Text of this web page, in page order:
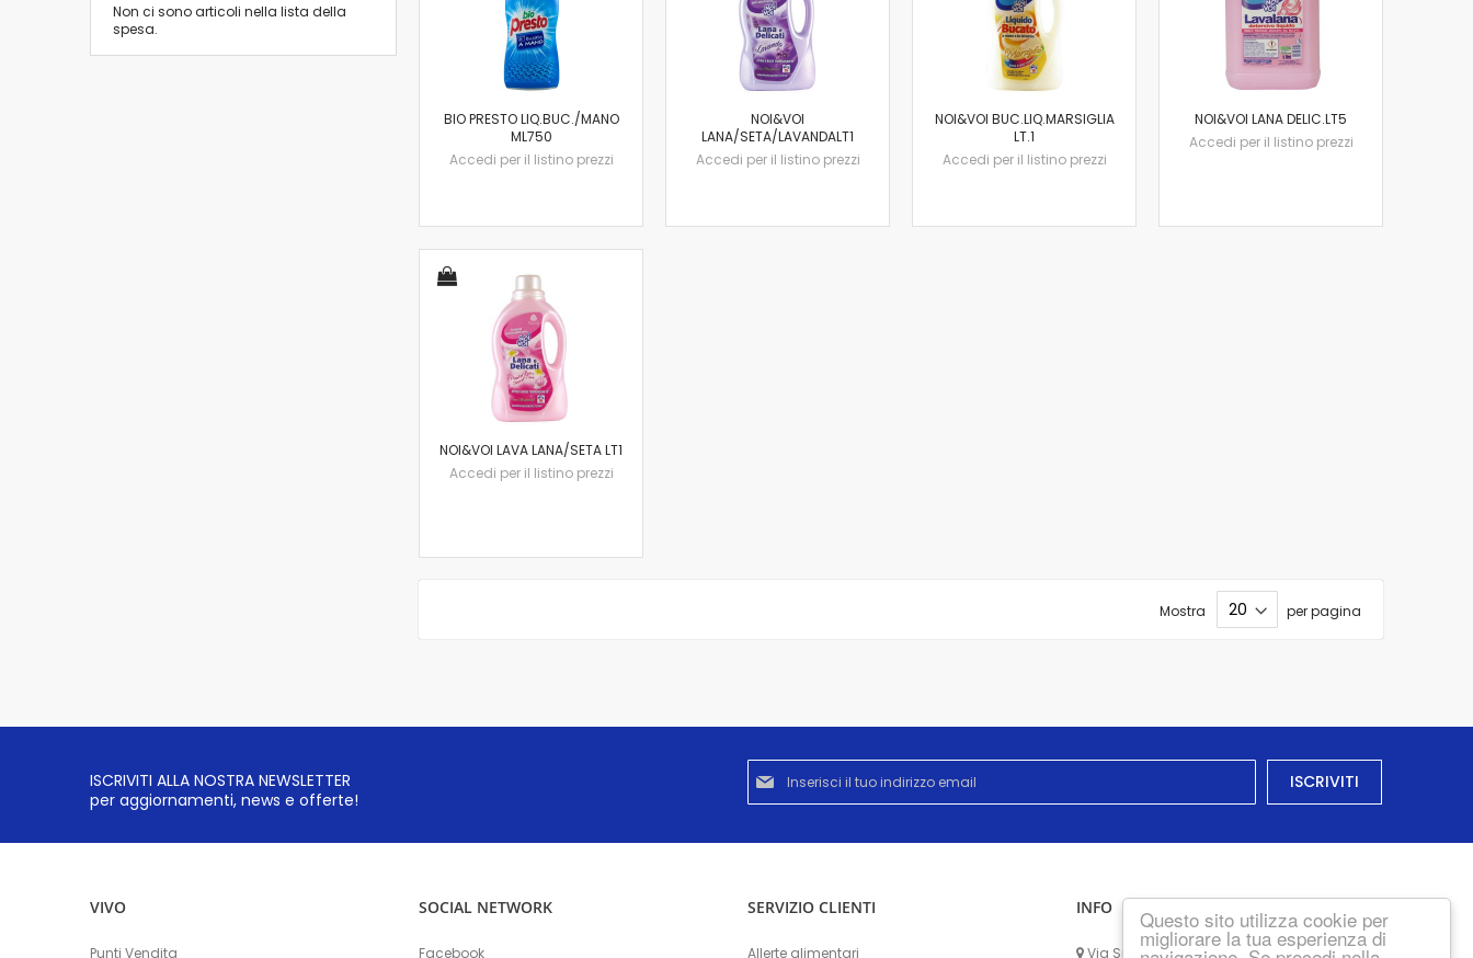
Questo sito utilizza cookie per
migliorare la tua esperienza di
BIO PRESTO LIQ.BUC./MANO
ML750
Accedi per il listino prezzi
NOI&VOI
LANA/SETA/LAVANDALT1
Accedi per il listino prezzi
NOI&VOI BUC.LIQ.MARSIGLIA
LT.1
Accedi per il listino prezzi
NOI&VOI LANA DELIC.LT5
Accedi per il listino prezzi
NOI&VOI LAVA LANA/SETA LT1
Accedi per il listino prezzi
Mostra per pagina
Non ci sono articoli nella lista della
spesa.
ISCRIVITI ALLA NOSTRA NEWSLETTER
per aggiornamenti, news e offerte!
Iscriviti
alla
nostra
ISCRIVITI
VIVO
Punti Vendita
SOCIAL NETWORK
Facebook
SERVIZIO CLIENTI
Allerte alimentari
INFO
Via Spilimbergo, 163